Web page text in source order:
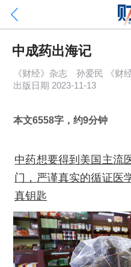
中成药出海记
《财经》杂志 孙爱民 《财
出版日期 2023-11-13
本文6558字，约9分钟
中药想要得到美国主流
门，严谨真实的循证医
真钥匙